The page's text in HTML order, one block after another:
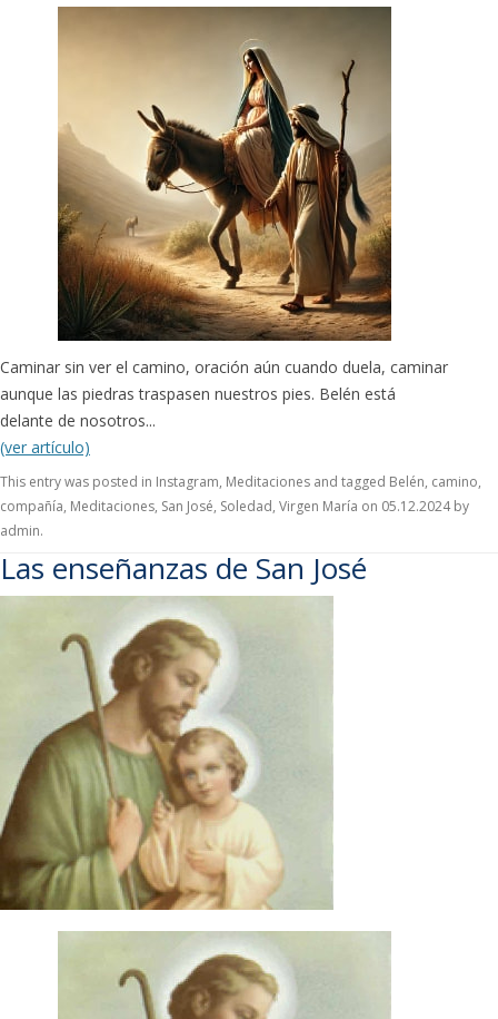
Caminar sin ver el camino, oración aún cuando duela, caminar
aunque las piedras traspasen nuestros pies. Belén está
delante de nosotros...
(ver artículo)
This entry was posted in Instagram, Meditaciones and tagged Belén, camino,
compañía, Meditaciones, San José, Soledad, Virgen María on 05.12.2024by
admin.
Las enseñanzas de San José